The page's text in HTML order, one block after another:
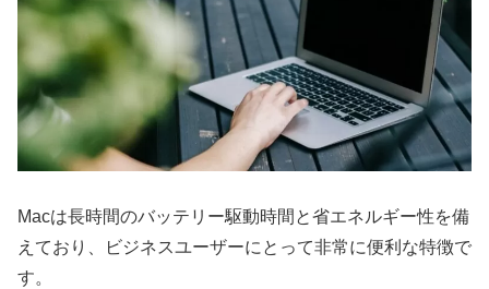
Macは長時間のバッテリー駆動時間と省エネルギー性を備
えており、ビジネスユーザーにとって非常に便利な特徴で
す。